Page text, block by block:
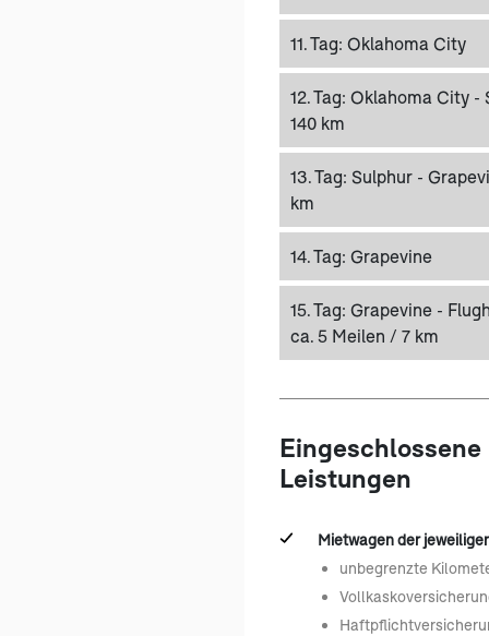
11. Tag: Oklahoma City
12. Tag: Oklahoma City -
140 km
13. Tag: Sulphur -
km
14. Tag: Grapevine
15. Tag: Grapevine -
ca. 5 Meilen / 7 km
Eingeschlossene
Leistungen
Mietwagen der
unbegrenzte